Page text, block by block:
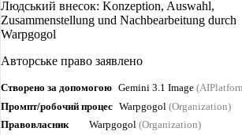
Людський внесок: Konzeption, Auswahl,
Zusammenstellung und Nachbearbeitung durch
Warpgogol
Авторське право заявлено
Створено за допомогою Gemini 3.1 Image
Промпт/робочий процес Warpgogol (Organization)
Правовласник
Warpgogol (Organization)